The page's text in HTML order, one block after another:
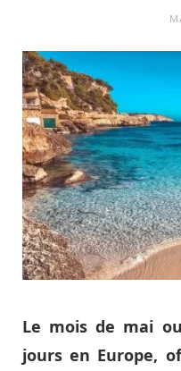
Le mois de mai
jours en Europe,